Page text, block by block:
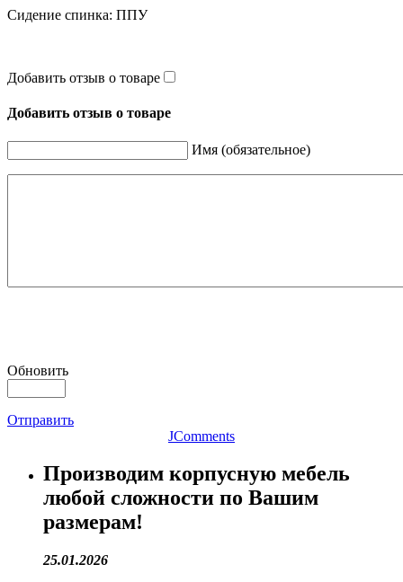
Сидение спинка: ППУ
Добавить отзыв о товаре
Добавить отзыв о товаре
Имя (обязательное)
Обновить
Отправить
JComments
Производим корпусную мебель
любой сложности по Вашим
размерам!
25.01.2026